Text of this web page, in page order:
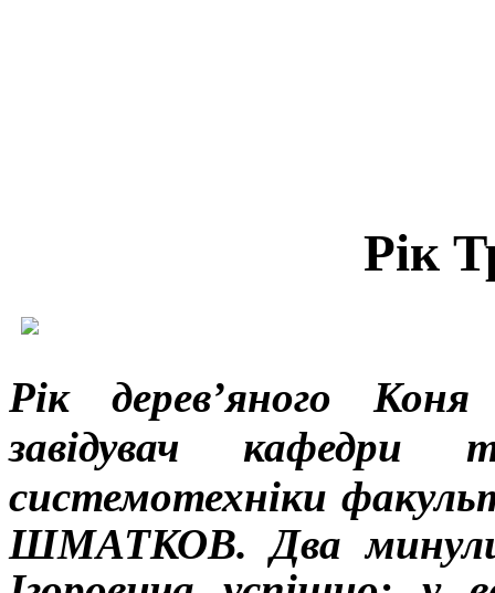
Рік
Рік дерев’яного
завідувач кафедри
системотехніки
ШМАТКОВ. Два